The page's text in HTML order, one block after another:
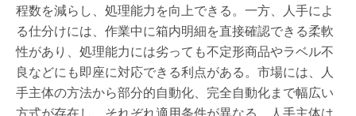
程数を減らし、処理能力を向上できる。一方、人手によ
る仕分けには、作業中に箱内明細を直接確認できる柔軟
性があり、処理能力には劣っても不定形商品やラベル不
良などにも即座に対応できる利点がある。市場には、人
手主体の方法から部分的自動化、完全自動化まで幅広い